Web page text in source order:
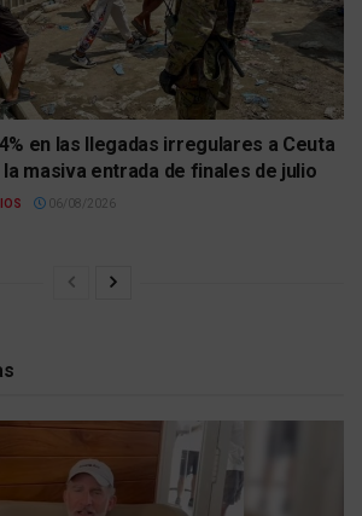
en las llegadas irregulares a Ceuta
la masiva entrada de finales de julio
06/08/2026